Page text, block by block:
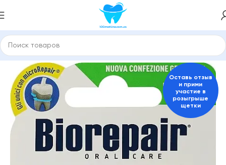
пасты и средства для гигиены полости рта BioRepair
Оставь отзыв
и прими
участие в
розыгрыше
щетки